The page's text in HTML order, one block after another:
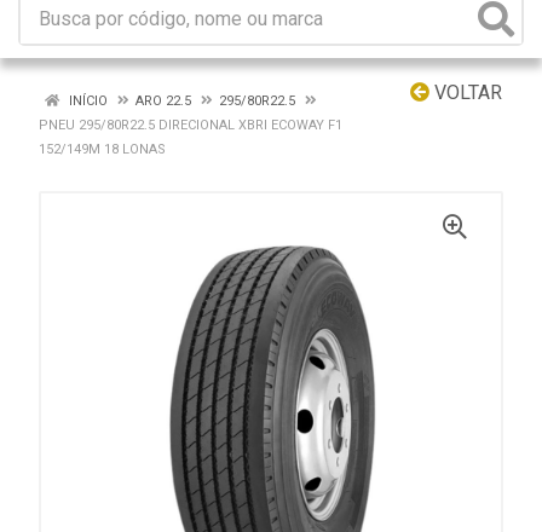
VOLTAR
INÍCIO ARO 22.5
295/80R22.5
PNEU 295/80R22.5 DIRECIONAL XBRI ECOWAY F1
152/149M 18 LONAS